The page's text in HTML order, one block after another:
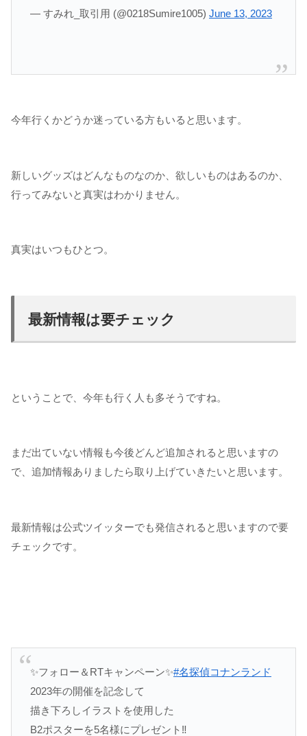
— すみれ_取引用 (@0218Sumire1005) June 13, 2023
今年行くかどうか迷っている方もいると思います。
新しいグッズはどんなものなのか、欲しいものはあるのか、
行ってみないと真実はわかりません。
真実はいつもひとつ。
最新情報は要チェック
ということで、今年も行く人も多そうですね。
まだ出ていない情報も今後どんど追加されると思いますの
で、追加情報ありましたら取り上げていきたいと思います。
最新情報は公式ツイッターでも発信されると思いますので要
チェックです。
✨フォロー＆RTキャンペーン✨#名探偵コナンランド
2023年の開催を記念して
描き下ろしイラストを使⽤した
B2ポスターを5名様にプレゼント‼